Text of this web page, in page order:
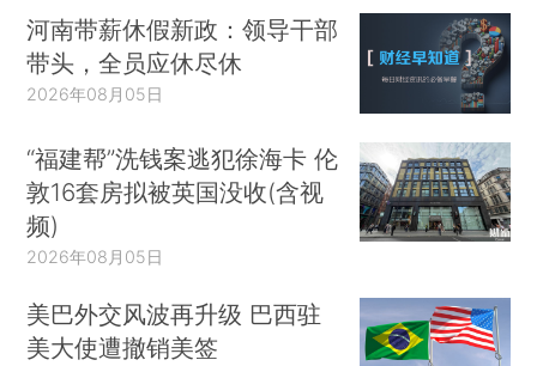
河南带薪休假新政：领导干部
带头，全员应休尽休
2026年08月05日
“福建帮”洗钱案逃犯徐海卡 伦
敦16套房拟被英国没收(含视
频)
2026年08月05日
美巴外交风波再升级 巴西驻
美大使遭撤销美签